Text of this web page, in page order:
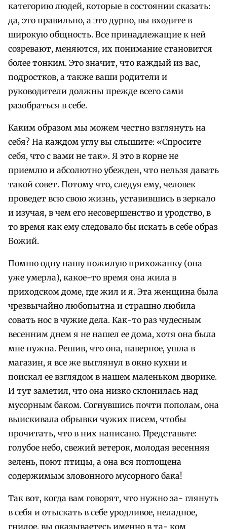
категорию людей, которые в состоянии сказать:
да, это правильно, а это дурно, вы входите в
широкую общность. Все принадлежащие к ней
созревают, меняются, их понимание становится
более тонким. Это значит, что каждый из вас,
подростков, а также ваши родители и
руководители должны прежде всего сами
разобраться в себе.
Каким образом мы можем честно взглянуть на
себя? На каждом углу вы слышите: «Спросите
себя, что с вами не так». Я это в корне не
приемлю и абсолютно убежден, что нельзя давать
такой совет. Потому что, следуя ему, человек
проведет всю свою жизнь, уставившись в зеркало
и изучая, в чем его несовершенство и уродство, в
то время как ему следовало бы искать в себе образ
Божий.
Помню одну нашу пожилую прихожанку (она
уже умерла), какое-то время она жила в
приходском доме, где жил и я. Эта женщина была
чрезвычайно любопытна и страшно любила
совать нос в чужие дела. Как-то раз чудесным
весенним днем я не нашел ее дома, хотя она была
мне нужна. Решив, что она, наверное, ушла в
магазин, я все же выглянул в окно кухни и
поискал ее взглядом в нашем маленьком дворике.
И тут заметил, что она низко склонилась над
мусорным баком. Согнувшись почти пополам, она
выискивала обрывки чужих писем, чтобы
прочитать, что в них написано. Представьте:
голубое небо, свежий ветерок, молодая весенняя
зелень, поют птицы, а она вся поглощена
содержимым зловонного мусорного бака!
Так вот, когда вам говорят, что нужно за- глянуть
в себя и отыскать в себе уродливое, неладное,
гнилое, вы оказываетесь именно в та- ком